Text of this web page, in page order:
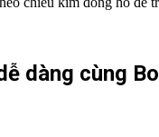
dàng cùng